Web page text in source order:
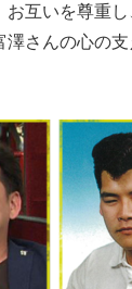
お互いを尊重
澤さんの心の